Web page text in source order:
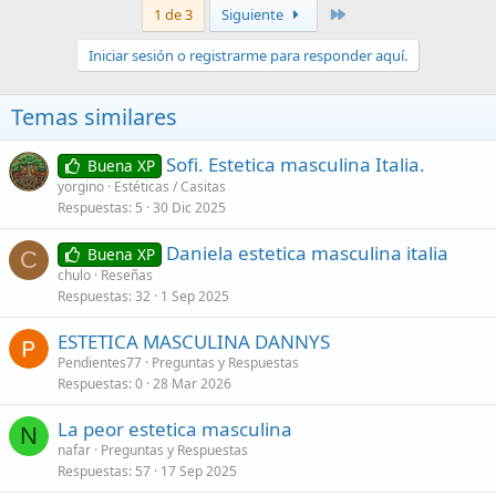
1 de 3 Siguiente
Iniciar sesión o registrarme para responder aquí.
Temas similares
Buena XP Sofi. Estetica masculina Italia.
yorgino Estéticas / Casitas
Respuestas 5 30 Dic 2025
C Buena XP Daniela estetica masculina italia
chulo Reseñas
Respuestas 32 1 Sep 2025
ESTETICA MASCULINA DANNYS
Pendientes77 Preguntas y Respuestas
Respuestas 0 28 Mar 2026
N La peor estetica masculina
nafar Preguntas y Respuestas
Respuestas 57 17 Sep 2025